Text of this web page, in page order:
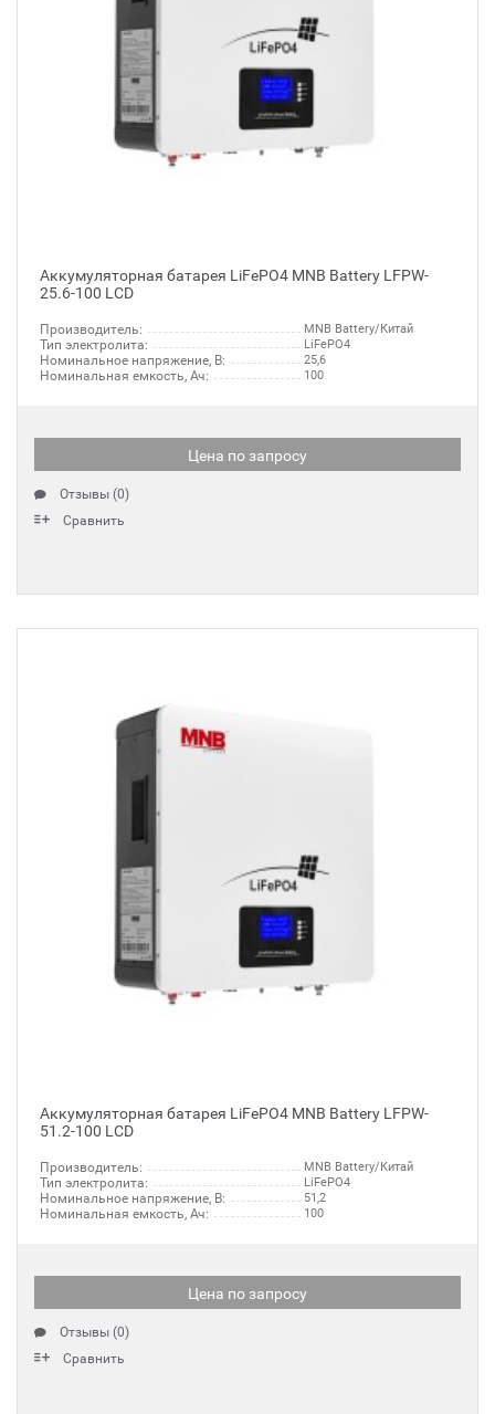
Аккумуляторная батарея LiFePO4 MNB Battery LFPW-
25.6-100 LCD
Производитель: MNB Battery/Китай
Тип электролита: LiFePO4
Номинальное напряжение, В: 25,6
Номинальная емкость, Ач: 100
Цена по запросу
Отзывы (0)
Сравнить
Аккумуляторная батарея LiFePO4 MNB Battery LFPW-
51.2-100 LCD
Производитель: MNB Battery/Китай
Тип электролита: LiFePO4
Номинальное напряжение, В: 51,2
Номинальная емкость, Ач: 100
Цена по запросу
Отзывы (0)
Сравнить